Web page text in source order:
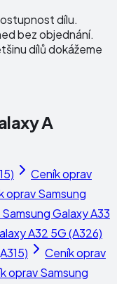
dílu.
bez objednání.
dílů dokážeme
A
Ceník oprav
opravSamsung
Samsung Galaxy A33
A32 5G (A326)
Ceník oprav
opravSamsung